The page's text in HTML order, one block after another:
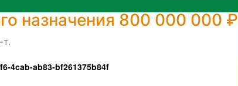
назначения 800 000 000 ₽
4cab-ab83-bf261375b84f